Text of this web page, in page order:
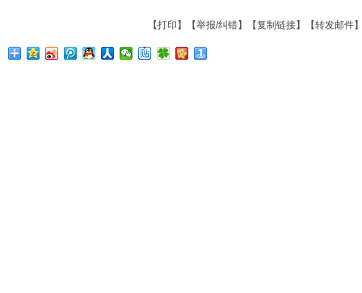
【打印 】【举报/纠错】【复制链接】【转发邮件